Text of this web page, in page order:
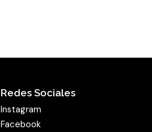
Redes Sociales
Instagram
Facebook